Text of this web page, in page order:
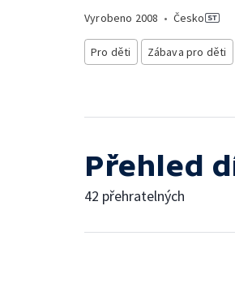
Vyrobeno 2008 • Česko
Pro děti Zábava pro děti
Přehled
42 přehratelných